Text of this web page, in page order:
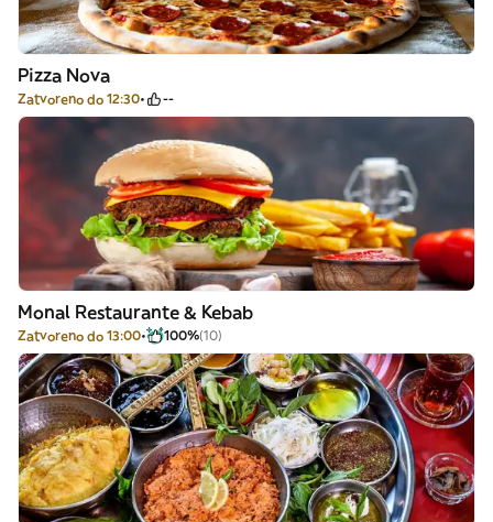
Pizza Nova
Zatvoreno do 12:30 --
Monal Restaurante & Kebab
Zatvoreno do 13:00 100%(10)